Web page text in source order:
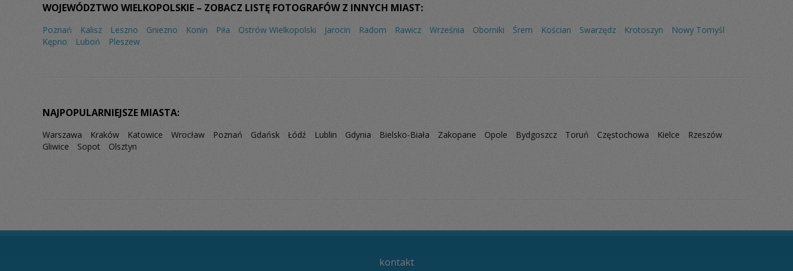
WOJEWÓDZTWO WIELKOPOLSKIE – ZOBACZ LISTĘ FOTOGRAFÓW Z INNYCH MIAST:
Poznań Kalisz Leszno Gniezno Konin Piła Ostrów Wielkopolski Jarocin Radom Rawicz Września Oborniki Śrem Kościan Swarzędz Krotoszyn
Nowy Tomyśl
Kępno
Luboń Pleszew
NAJPOPULARNIEJSZE MIASTA:
Warszawa Kraków Katowice Wrocław Poznań Gdańsk Łódź Lublin Gdynia Bielsko-Biała Zakopane Opole Bydgoszcz Toruń Częstochowa Kielce
Rzeszów
Gliwice
Sopot Olsztyn
kontakt